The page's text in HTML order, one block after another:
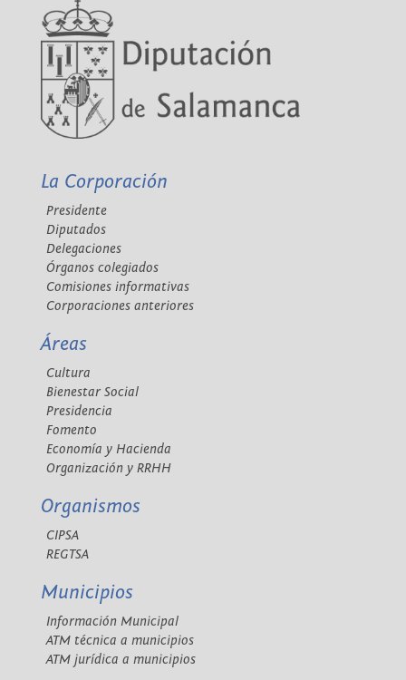
La Corporación
Presidente
Diputados
Delegaciones
Órganos colegiados
Comisiones informativas
Corporaciones anteriores
Áreas
Cultura
Bienestar Social
Presidencia
Fomento
Economía y Hacienda
Organización y RRHH
Organismos
CIPSA
REGTSA
Municipios
Información Municipal
ATM técnica a municipios
ATM jurídica a municipios